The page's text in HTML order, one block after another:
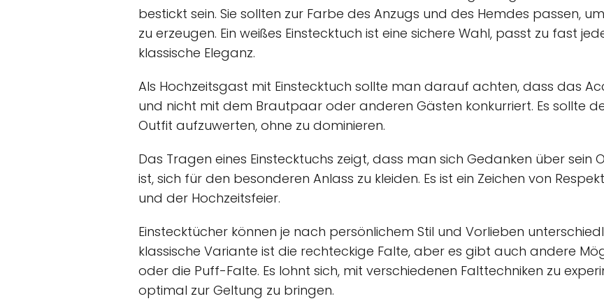
bestickt sein. Sie sollten zur Farbe des Anzugs und des Hemdes passen,
zu erzeugen. Ein weißes Einstecktuch ist eine sichere Wahl, passt zu fast
klassische Eleganz.
Als Hochzeitsgast mit Einstecktuch sollte man darauf achten, dass das
und nicht mit dem Brautpaar oder anderen Gästen konkurriert. Es sollte
Outfit aufzuwerten, ohne zu dominieren.
Das Tragen eines Einstecktuchs zeigt, dass man sich Gedanken über
ist, sich für den besonderen Anlass zu kleiden. Es ist ein Zeichen von
und der Hochzeitsfeier.
Einstecktücher können je nach persönlichem Stil und Vorlieben
klassische Variante ist die rechteckige Falte, aber es gibt auch andere
oder die Puff-Falte. Es lohnt sich, mit verschiedenen Falttechniken zu
optimal zur Geltung zu bringen.